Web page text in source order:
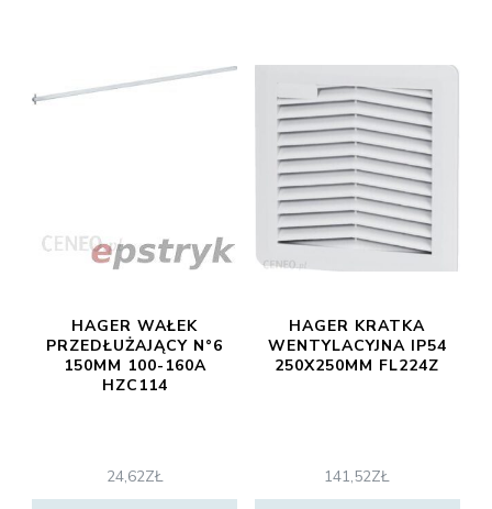
HAGER WAŁEK
PRZEDŁUŻAJĄCY N°6
150MM 100-160A
HZC114
24,62ZŁ
HAGER KRATKA
WENTYLACYJNA IP54
250X250MM FL224Z
141,52ZŁ